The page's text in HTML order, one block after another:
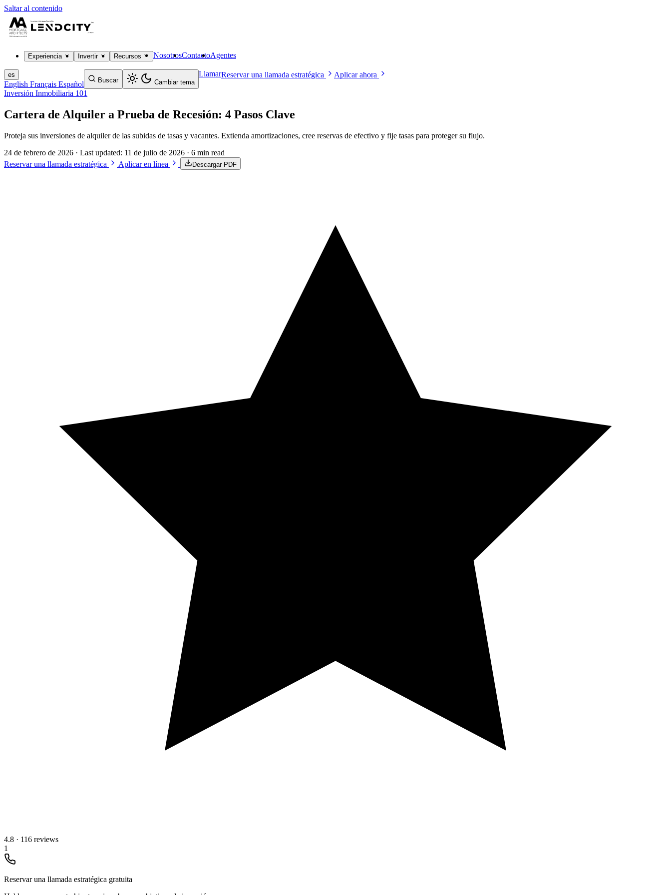
Saltar al contenido
Experiencia Invertir Recursos NosotrosContactoAgentes
es
English Français Español Buscar Cambiar tema
LlamarReservar una llamada estratégica Aplicar ahora
Inversión Inmobiliaria 101
Cartera de Alquiler a Prueba de Recesión: 4 Pasos Clave
Proteja sus inversiones de alquiler de las subidas de tasas y vacantes. Extienda amortizaciones, cree reservas de efectivo y fije tasas para proteger su flujo.
24 de febrero de 2026 · Last updated: 11 de julio de 2026 · 6 min read
Reservar una llamada estratégica
Aplicar en línea Descargar PDF
4.8 · 116 reviews
1
Reservar una llamada estratégica gratuita